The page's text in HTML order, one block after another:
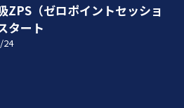
ZPS（ゼロポイントセッショ
タート
24